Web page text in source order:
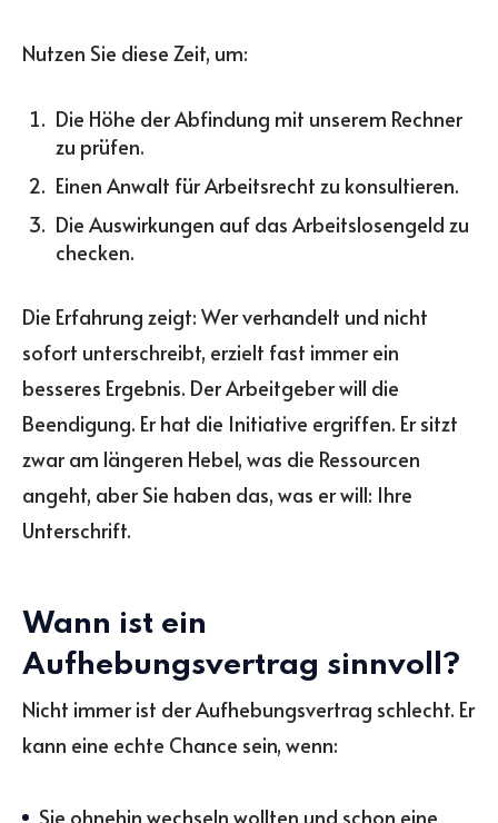
Nutzen Sie diese Zeit, um:
Die Höhe der Abfindung mit unserem Rechner
zu prüfen.
Einen Anwalt für Arbeitsrecht zu konsultieren.
Die Auswirkungen auf das Arbeitslosengeld zu
checken.
Die Erfahrung zeigt: Wer verhandelt und nicht
sofort unterschreibt, erzielt fast immer ein
besseres Ergebnis. Der Arbeitgeber will die
Beendigung. Er hat die Initiative ergriffen. Er sitzt
zwar am längeren Hebel, was die Ressourcen
angeht, aber Sie haben das, was er will: Ihre
Unterschrift.
Wann ist ein
Aufhebungsvertrag sinnvoll?
Nicht immer ist der Aufhebungsvertrag schlecht. Er
kann eine echte Chance sein, wenn:
Sie ohnehin wechseln wollten und schon eine